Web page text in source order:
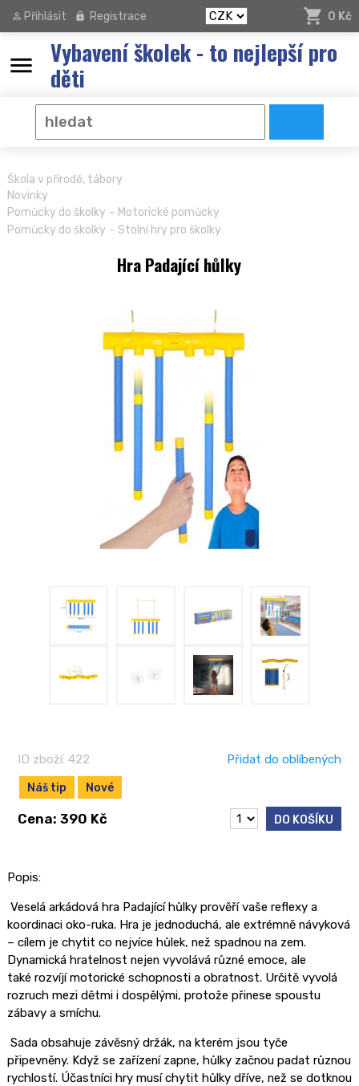
Přihlásit Registrace 0 Kč
menu
Vybavení školek - to nejlepší pro
děti
Škola v přírodě, tábory
Novinky
Pomůcky do školky - Motorické pomůcky
Pomůcky do školky - Stolní hry pro školky
Hra Padající hůlky
ID zboží: 422
Náš tip Nové
Přidat do oblíbených
Cena: 390 Kč DO KOŠÍKU
Popis:
Veselá arkádová hra Padající hůlky prověří vaše reflexy a
koordinaci oko-ruka. Hra je jednoduchá, ale extrémně návyková
– cílem je chytit co nejvíce hůlek, než spadnou na zem.
Dynamická hratelnost nejen vyvolává různé emoce, ale
také rozvíjí motorické schopnosti a obratnost. Určitě vyvolá
rozruch mezi dětmi i dospělými, protože přinese spoustu
zábavy a smíchu.
Sada obsahuje závěsný držák, na kterém jsou tyče
připevněny. Když se zařízení zapne, hůlky začnou padat různou
rychlostí. Účastníci hry musí chytit hůlky dříve, než se dotknou